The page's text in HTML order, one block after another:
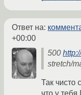
Ответ на:
+00:00
500
stretch/
Так чисто